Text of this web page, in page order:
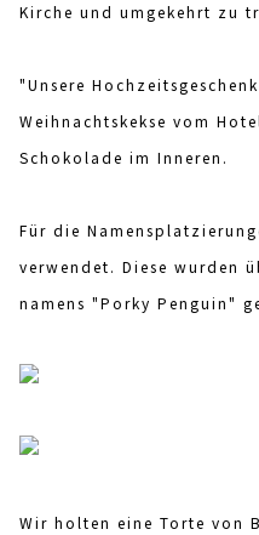
Kirche und umgekehrt zu
"Unsere
Weihnachtskekse vom
Schokolade im Inneren.
Für die
verwendet. Diese wurden
namens "Porky Penguin"
Wir holten eine Torte von